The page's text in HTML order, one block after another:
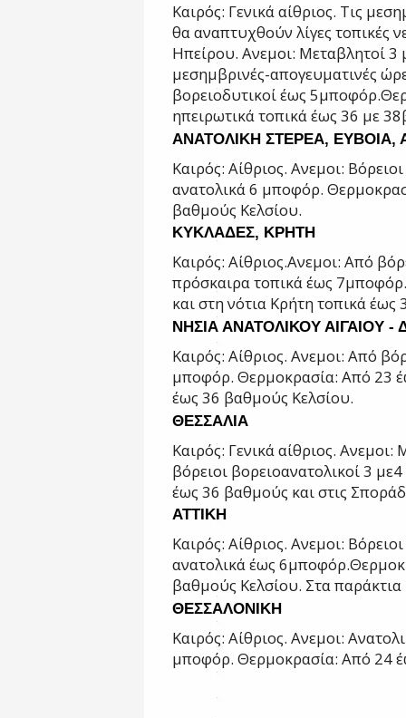
Καιρός: Γενικά αίθριος. Τις
θααναπτυχθούν λίγες τοπικές
Ηπείρου. Ανεμοι: Μεταβλητοί 3
μεσημβρινές-απογευματινές
βορειοδυτικοί έως 5μποφόρ.
ηπειρωτικά τοπικά έως 36 με 38
ΑΝΑΤΟΛΙΚΗ ΣΤΕΡΕΑ,
Καιρός: Αίθριος. Ανεμοι:
ανατολικά 6 μποφόρ.
βαθμούς Κελσίου.
ΚΥΚΛΑΔΕΣ, ΚΡΗΤΗ
Καιρός: Αίθριος.Ανεμοι: Από
πρόσκαιρα τοπικά έως 7μποφόρ.
και στη νότια Κρήτη τοπικά έως
ΝΗΣΙΑ ΑΝΑΤΟΛΙΚΟΥ ΑΙΓΑΙΟΥ
Καιρός: Αίθριος. Ανεμοι: Από
μποφόρ. Θερμοκρασία: Από 23
έως 36 βαθμούς Κελσίου.
ΘΕΣΣΑΛΙΑ
Καιρός: Γενικά αίθριος. Ανεμοι:
βόρειοι βορειοανατολικοί 3 με
έως 36 βαθμούς και στις
ΑΤΤΙΚΗ
Καιρός: Αίθριος. Ανεμοι:
ανατολικά έως 6μποφόρ.
βαθμούς Κελσίου. Στα παράκτια
ΘΕΣΣΑΛΟΝΙΚΗ
Καιρός: Αίθριος. Ανεμοι:
μποφόρ. Θερμοκρασία: Από 24